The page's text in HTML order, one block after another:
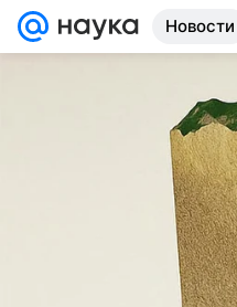
Новости